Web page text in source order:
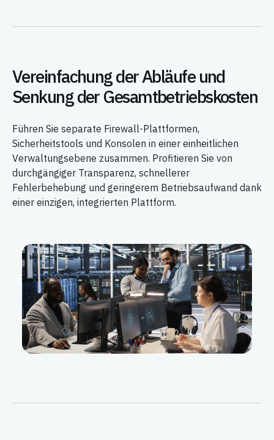
Vereinfachung der Abläufe und
Senkung der Gesamtbetriebskosten
Führen Sie separate Firewall-Plattformen,
Sicherheitstools und Konsolen in einer einheitlichen
Verwaltungsebene zusammen. Profitieren Sie von
durchgängiger Transparenz, schnellerer
Fehlerbehebung und geringerem Betriebsaufwand dank
einer einzigen, integrierten Plattform.